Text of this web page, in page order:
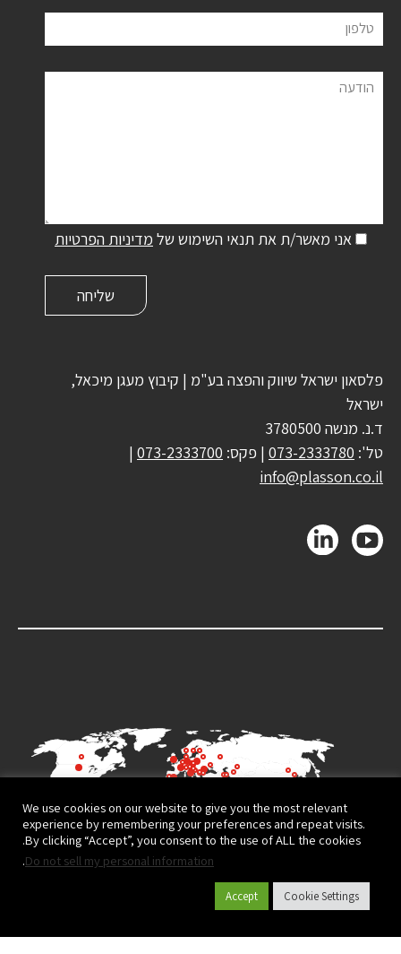
טלפון
הודעה
אני מאשר/ת את תנאי השימוש של מדיניות הפרטיות
פלסאון ישראל שיווק והפצה בע"מ | קיבוץ מעגן מיכאל,
ישראל
ד.נ. מנשה 3780500
טל': 073-2333780 | פקס: 073-2333700
|
info@plasson.co.il
We use cookies on our website to give you the most relevant
experience by remembering your preferences and repeat visits.
By clicking “Accept”, you consent to the use of ALL the cookies.
Do not sell my personal information
.
Cookie Settings
Accept